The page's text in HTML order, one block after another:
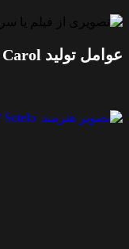
عوامل تولید Scrooge: A Christmas Carol